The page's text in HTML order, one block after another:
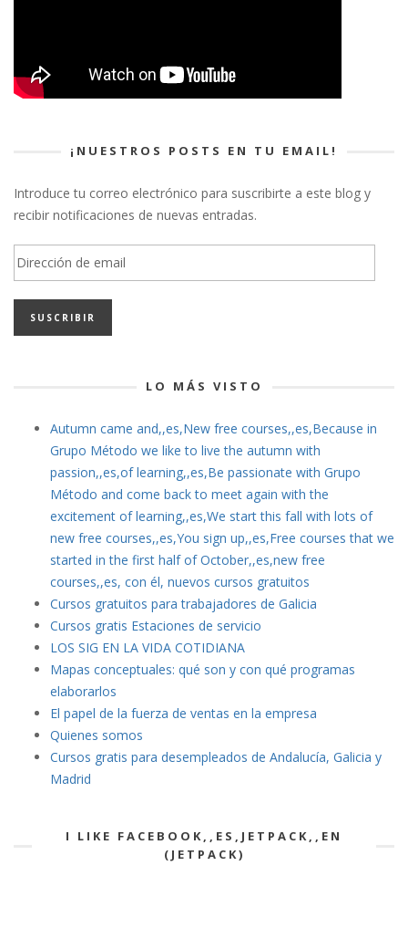
¡NUESTROS POSTS EN TU EMAIL!
Introduce tu correo electrónico para suscribirte a este blog y
recibir notificaciones de nuevas entradas.
Dirección
de
email
LO MÁS VISTO
Autumn came and,,es,New free courses,,es,Because in
Grupo Método we like to live the autumn with
passion,,es,of learning,,es,Be passionate with Grupo
Método and come back to meet again with the
excitement of learning,,es,We start this fall with lots of
new free courses,,es,You sign up,,es,Free courses that we
started in the first half of October,,es,new free
courses,,es, con él, nuevos cursos gratuitos
Cursos gratuitos para trabajadores de Galicia
Cursos gratis Estaciones de servicio
LOS SIG EN LA VIDA COTIDIANA
Mapas conceptuales: qué son y con qué programas
elaborarlos
El papel de la fuerza de ventas en la empresa
Quienes somos
Cursos gratis para desempleados de Andalucía, Galicia y
Madrid
I LIKE FACEBOOK,,ES,JETPACK,,EN
(JETPACK)